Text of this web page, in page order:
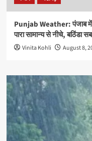
Punjab Weather: पंजाब में
पारा सामान्य से नीचे, बठिंडा
Vinita Kohli August 8,